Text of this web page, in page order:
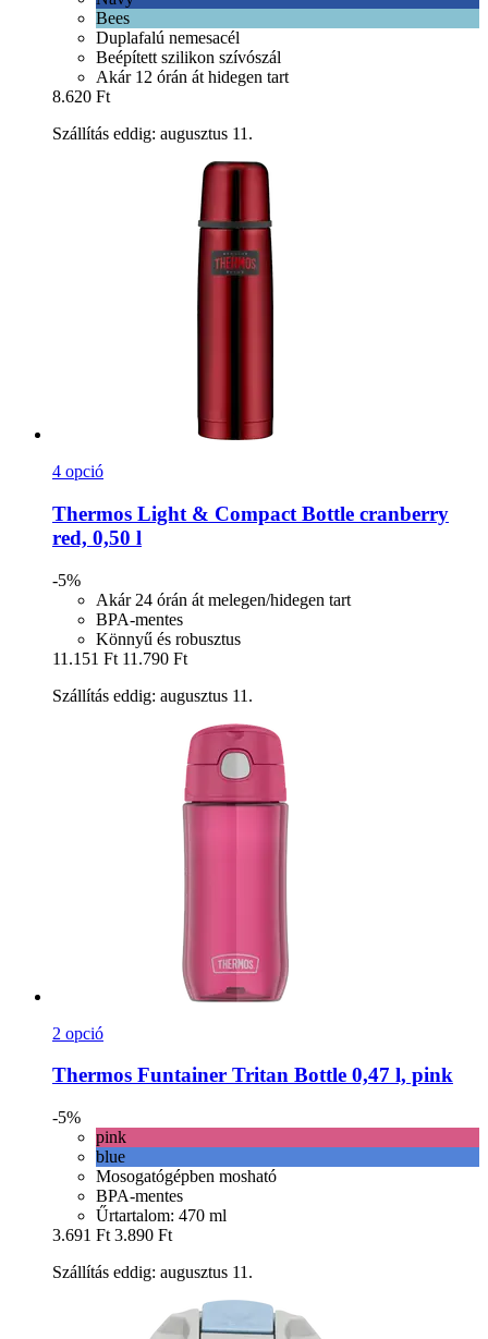
Bees
Duplafalú nemesacél
Beépített szilikon szívószál
Akár 12 órán át hidegen tart
8.620 Ft
Szállítás eddig: augusztus 11.
4 opció
Thermos Light & Compact Bottle cranberry
red, 0,50 l
-5%
Akár 24 órán át melegen/hidegen tart
BPA-mentes
Könnyű és robusztus
11.151 Ft 11.790 Ft
Szállítás eddig: augusztus 11.
2 opció
Thermos Funtainer Tritan Bottle 0,47 l, pink
-5%
pink
blue
Mosogatógépben mosható
BPA-mentes
Űrtartalom: 470 ml
3.691 Ft 3.890 Ft
Szállítás eddig: augusztus 11.